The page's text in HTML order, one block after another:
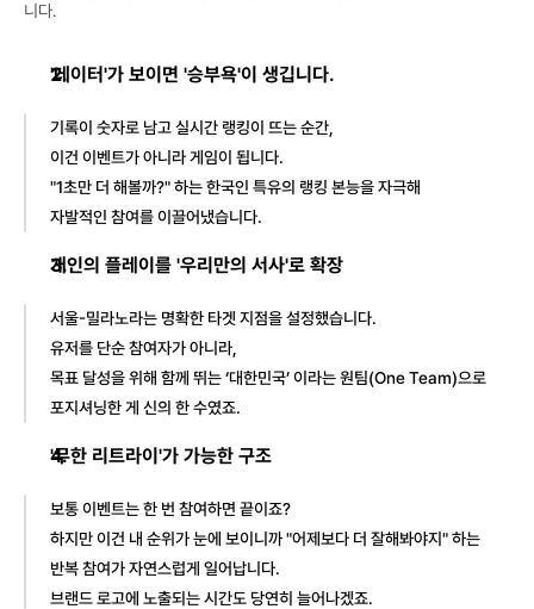
니다.
'데이터'가 보이면 '승부욕'이 생깁니다.
기록이 숫자로 남고 실시간 랭킹이 뜨는 순간,
이건 이벤트가 아니라 게임이 됩니다.
"1초만 더 해볼까?" 하는 한국인 특유의 랭킹 본능을 자극해
자발적인 참여를 이끌어냈습니다.
개인의 플레이를 '우리만의 서사'로 확장
서울-밀라노라는 명확한 타겟 지점을 설정했습니다.
유저를 단순 참여자가 아니라,
목표 달성을 위해 함께 뛰는 ‘대한민국’ 이라는 원팀(One Team)으로
포지셔닝한 게 신의 한 수였죠.
'무한 리트라이'가 가능한 구조
보통 이벤트는 한 번 참여하면 끝이죠?
하지만 이건 내 순위가 눈에 보이니까 "어제보다 더 잘해봐야지" 하는
반복 참여가 자연스럽게 일어납니다.
브랜드 로고에 노출되는 시간도 당연히 늘어나겠죠.